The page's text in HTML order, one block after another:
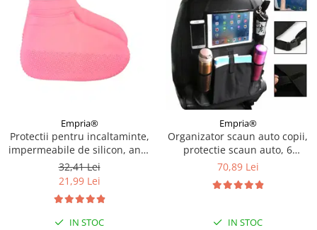
Empria®
Protectii pentru incaltaminte,
impermeabile de silicon, anti-
alunecare, Empria, marime S
30 - 34, Diverse culori
32,41 Lei
21,99 Lei
IN STOC
Empria®
Organizator scaun auto copii,
protectie scaun auto, 6
buzunare, 60x42 cm, Empria,
70,89 Lei
IN STOC